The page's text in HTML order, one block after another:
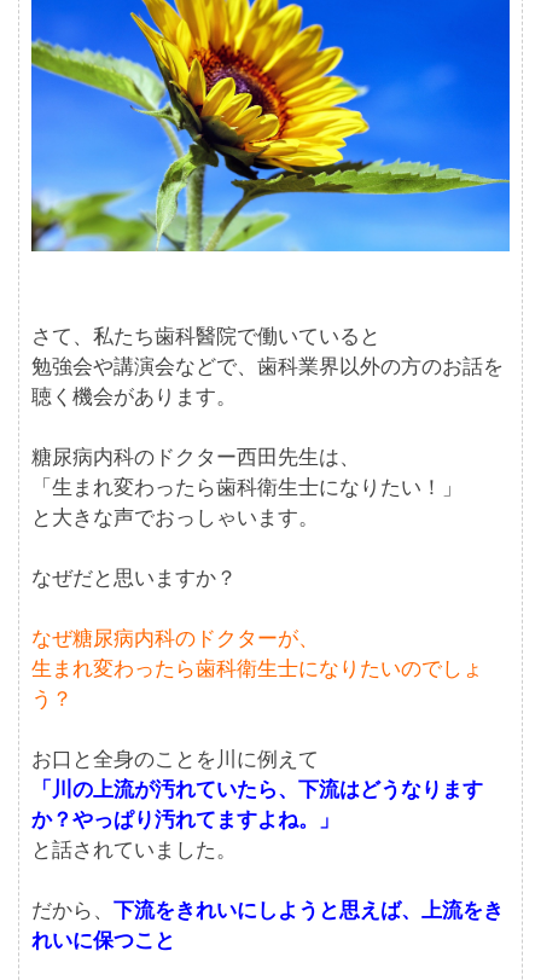
さて、私たち歯科醫院で働いていると
勉強会や講演会などで、歯科業界以外の方のお話を
聴く機会があります。
糖尿病内科のドクター西田先生は、
「生まれ変わったら歯科衛生士になりたい！」
と大きな声でおっしゃいます。
なぜだと思いますか？
なぜ糖尿病内科のドクターが、
生まれ変わったら歯科衛生士になりたいのでしょ
う？
お口と全身のことを川に例えて
「川の上流が汚れていたら、下流はどうなります
か？やっぱり汚れてますよね。」
と話されていました。
だから、下流をきれいにしようと思えば、上流をき
れいに保つこと